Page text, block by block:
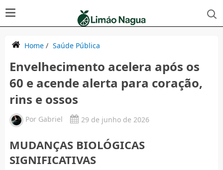
Home/ Saúde Pública
Envelhecimento acelera após os
60 e acende alerta para coração,
rins e ossos
Por Gabriel 29 de junho de 2026
MUDANÇAS BIOLÓGICAS
SIGNIFICATIVAS